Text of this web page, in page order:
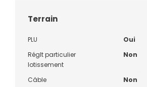
Terrain
PLU
Oui
Réglt particulier
lotissement
Non
Câble
Non